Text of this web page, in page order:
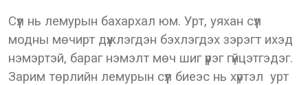
Сүүл нь лемурын бахархал юм. Урт, уяхан сүүл
модны мөчирт дүүжлэгдэн бэхлэгдэх зэрэгт ихэд
нэмэртэй, бараг нэмэлт мөч шиг үүрэг гүйцэтгэдэг.
Зарим төрлийн лемурын сүүл биеэс нь хүртэл урт